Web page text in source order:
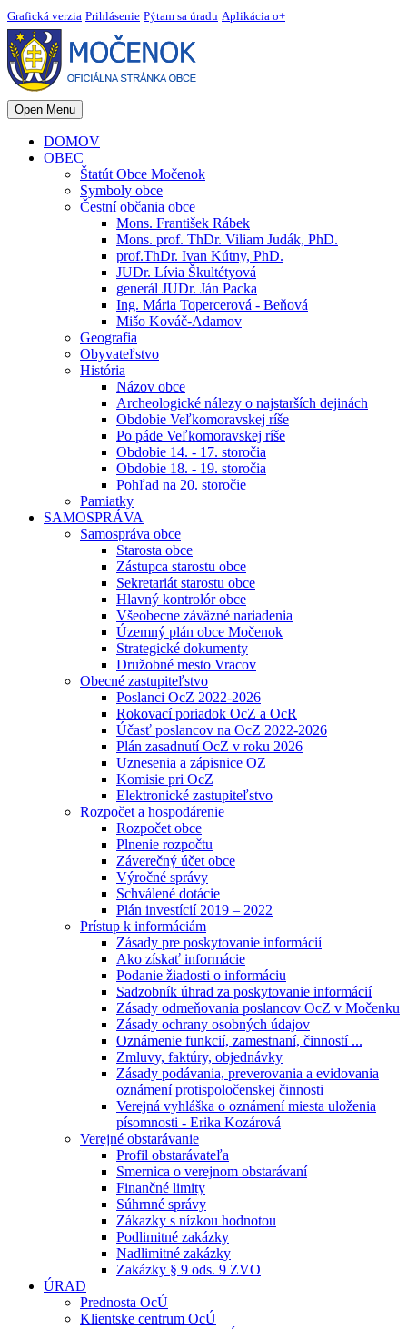
Grafická verzia Prihlásenie Pýtam sa úradu Aplikácia o+
Open Menu
DOMOV
OBEC
Štatút Obce Močenok
Symboly obce
Čestní občania obce
Mons. František Rábek
Mons. prof. ThDr. Viliam Judák, PhD.
prof.ThDr. Ivan Kútny, PhD.
JUDr. Lívia Škultétyová
generál JUDr. Ján Packa
Ing. Mária Topercerová - Beňová
Mišo Kováč-Adamov
Geografia
Obyvateľstvo
História
Názov obce
Archeologické nálezy o najstarších dejinách
Obdobie Veľkomoravskej ríše
Po páde Veľkomoravskej ríše
Obdobie 14. - 17. storočia
Obdobie 18. - 19. storočia
Pohľad na 20. storočie
Pamiatky
SAMOSPRÁVA
Samospráva obce
Starosta obce
Zástupca starostu obce
Sekretariát starostu obce
Hlavný kontrolór obce
Všeobecne záväzné nariadenia
Územný plán obce Močenok
Strategické dokumenty
Družobné mesto Vracov
Obecné zastupiteľstvo
Poslanci OcZ 2022-2026
Rokovací poriadok OcZ a OcR
Účasť poslancov na OcZ 2022-2026
Plán zasadnutí OcZ v roku 2026
Uznesenia a zápisnice OZ
Komisie pri OcZ
Elektronické zastupiteľstvo
Rozpočet a hospodárenie
Rozpočet obce
Plnenie rozpočtu
Záverečný účet obce
Výročné správy
Schválené dotácie
Plán investícií 2019 – 2022
Prístup k informáciám
Zásady pre poskytovanie informácií
Ako získať informácie
Podanie žiadosti o informáciu
Sadzobník úhrad za poskytovanie informácií
Zásady odmeňovania poslancov OcZ v Močenku
Zásady ochrany osobných údajov
Oznámenie funkcií, zamestnaní, činností ...
Zmluvy, faktúry, objednávky
Zásady podávania, preverovania a evidovania
oznámení protispoločenskej činnosti
Verejná vyhláška o oznámení miesta uloženia
písomnosti - Erika Kozárová
Verejné obstarávanie
Profil obstarávateľa
Smernica o verejnom obstarávaní
Finančné limity
Súhrnné správy
Zákazky s nízkou hodnotou
Podlimitné zakázky
Nadlimitné zakázky
Zakázky § 9 ods. 9 ZVO
ÚRAD
Prednosta OcÚ
Klientske centrum OcÚ